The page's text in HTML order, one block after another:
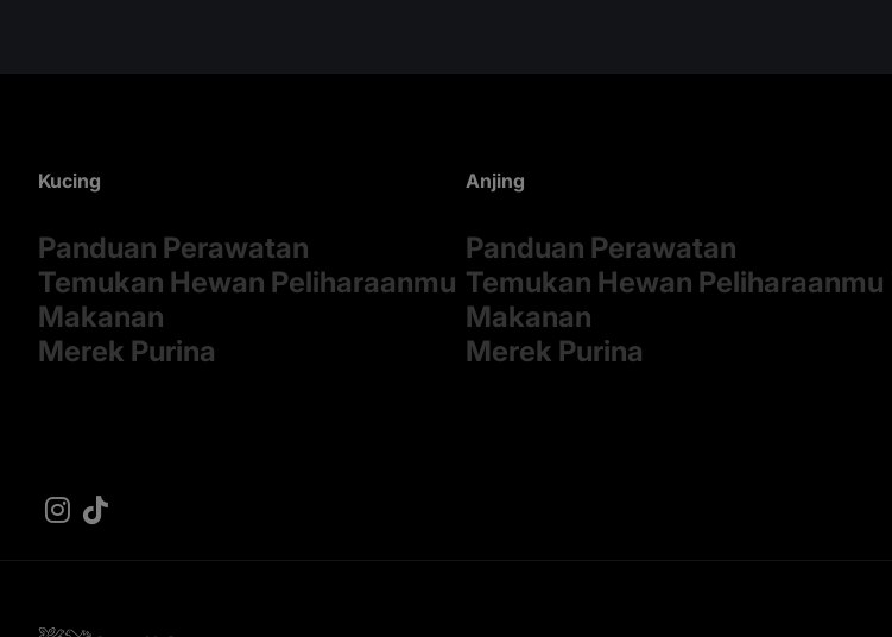
Kucing
Panduan Perawatan
Temukan Hewan Peliharaanmu
Makanan
Merek Purina
Anjing
Panduan Perawatan
Temukan Hewan Peliharaanmu
Makanan
Merek Purina